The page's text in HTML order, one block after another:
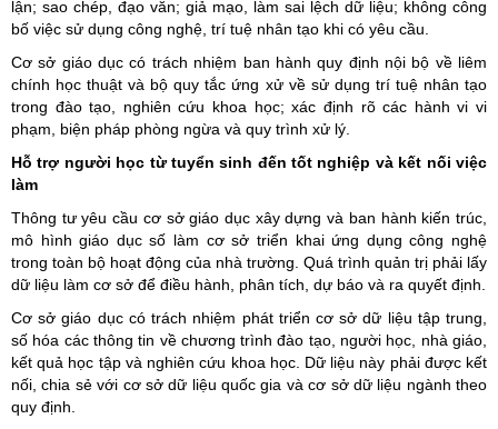
lận; sao chép, đạo văn; giả mạo, làm sai lệch dữ liệu; không công
bố việc sử dụng công nghệ, trí tuệ nhân tạo khi có yêu cầu.
Cơ sở giáo dục có trách nhiệm ban hành quy định nội bộ về liêm
chính học thuật và bộ quy tắc ứng xử về sử dụng trí tuệ nhân tạo
trong đào tạo, nghiên cứu khoa học; xác định rõ các hành vi vi
phạm, biện pháp phòng ngừa và quy trình xử lý.
Hỗ trợ người học từ tuyển sinh đến tốt nghiệp và kết nối việc
làm
Thông tư yêu cầu cơ sở giáo dục xây dựng và ban hành kiến trúc,
mô hình giáo dục số làm cơ sở triển khai ứng dụng công nghệ
trong toàn bộ hoạt động của nhà trường. Quá trình quản trị phải lấy
dữ liệu làm cơ sở để điều hành, phân tích, dự báo và ra quyết định.
Cơ sở giáo dục có trách nhiệm phát triển cơ sở dữ liệu tập trung,
số hóa các thông tin về chương trình đào tạo, người học, nhà giáo,
kết quả học tập và nghiên cứu khoa học. Dữ liệu này phải được kết
nối, chia sẻ với cơ sở dữ liệu quốc gia và cơ sở dữ liệu ngành theo
quy định.